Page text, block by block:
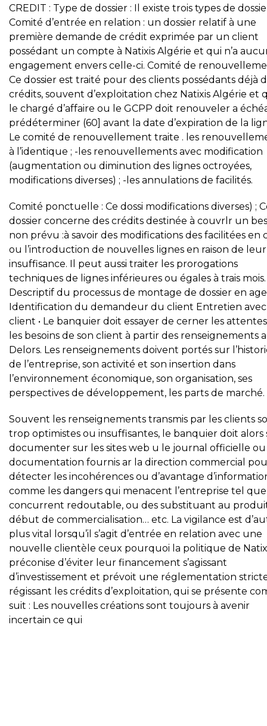
CREDIT : Type de dossier : Il existe trois types de
Comité d’entrée en relation : un dossier relatif à une
première demande de crédit exprimée par un client
possédant un compte à Natixis Algérie et qui n’a
engagement envers celle-ci. Comité de
Ce dossier est traité pour des clients possédants déjà
crédits, souvent d’exploitation chez Natixis Algérie et
le chargé d’affaire ou le GCPP doit renouveler a
prédéterminer (60] avant la date d’expiration de la
Le comité de renouvellement traite . les
à l’identique ; -les renouvellements avec modification
(augmentation ou diminution des lignes octroyées,
modifications diverses) ; -les annulations de facilités.
Comité ponctuelle : Ce dossi modifications diverses) ;
dossier concerne des crédits destinée à couvrlr un
non prévu :à savoir des modifications des facilitées en
ou l’introduction de nouvelles lignes en raison de leur
insuffisance. Il peut aussi traiter les prorogations
techniques de lignes inférieures ou égales à trais mois.
Descriptif du processus de montage de dossier en
Identification du demandeur du client Entretien
client • Le banquier doit essayer de cerner les
les besoins de son client à partir des renseignements
Delors. Les renseignements doivent portés sur
de l’entreprise, son activité et son insertion dans
l’environnement économique, son organisation, ses
perspectives de développement, les parts de marché.
Souvent les renseignements transmis par les clients
trop optimistes ou insuffisantes, le banquier doit alors
documenter sur les sites web u le journal officielle ou
documentation fournis ar la direction commercial
détecter les incohérences ou d’avantage
comme les dangers qui menacent l’entreprise tel
concurrent redoutable, ou des substituant au
début de commercialisation… etc. La vigilance est
plus vital lorsqu’il s’agit d’entrée en relation avec une
nouvelle clientèle ceux pourquoi la politique de
préconise d’éviter leur financement s’agissant
d’investissement et prévoit une réglementation
régissant les crédits d’exploitation, qui se présente
suit : Les nouvelles créations sont toujours à avenir
incertain ce qui